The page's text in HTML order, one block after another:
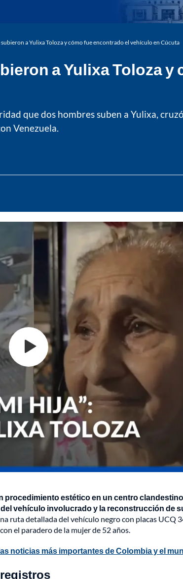
a Yulixa Toloza y cómo fue encontrado el vehículo en Cúcuta
a Yulixa Toloza
que dos hombres suben a Yulixa,
Venezuela.
procedimiento estético en un centro
vehículo involucrado y la reconstrucción de
ruta detallada del vehículo negro con placas UCQ
el paradero de la mujer de 52 años.
noticias más importantes de Colombia y el